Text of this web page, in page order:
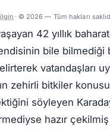
· © 2026 — Tüm hakları
42 yıllık
bile bilmediği
vatandaşları
zehirli bitkiler
söyleyen
hazır